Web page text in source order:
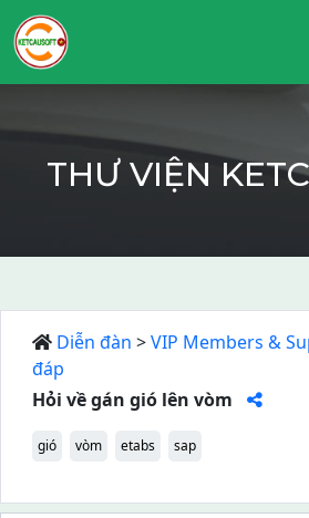
THƯ VIỆN
Diễn đàn >VIP Members &
đáp
Hỏi về gán gió lên vòm
gió vòm etabs sap